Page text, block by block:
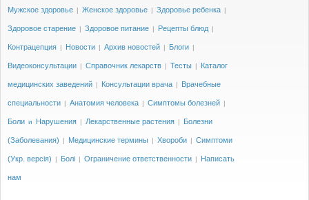
Мужское здоровье | Женское здоровье | Здоровье ребенка |
Здоровое старение | Здоровое питание | Рецепты блюд |
Контрацепция | Новости | Архив новостей | Блоги |
Видеоконсультации | Справочник лекарств | Тесты | Каталог
медицинских заведений | Консультации врача | Врачебные
специальности | Анатомия человека | Симптомы болезней |
Боли и Нарушения | Лекарственные растения | Болезни
(Заболевания) | Медицинские термины | Хвороби | Симптоми
(Укр. версія) | Болі | Ограничение ответственности | Написать
нам